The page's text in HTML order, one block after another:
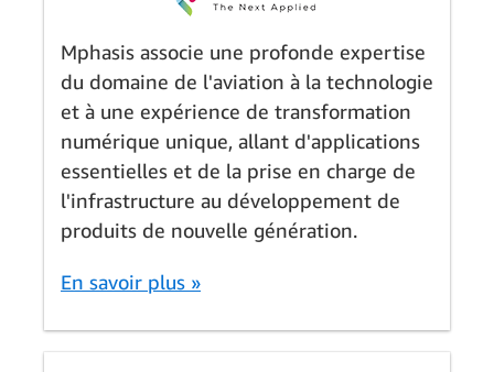
Mphasis associe une profonde expertise
du domaine de l'aviation à la technologie
et à une expérience de transformation
numérique unique, allant d'applications
essentielles et de la prise en charge de
l'infrastructure au développement de
produits de nouvelle génération.
En savoir plus »